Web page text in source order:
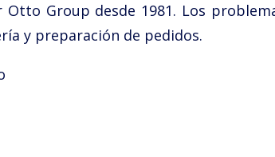
Group desde 1981. Los
y preparación de pedidos.